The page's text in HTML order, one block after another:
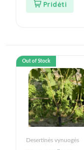
Out of Stock
Desertinės vynuogės